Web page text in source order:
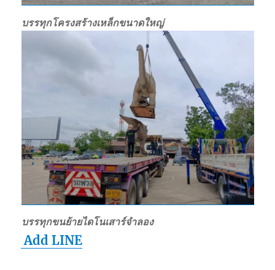
บรรทุกโครงสร้างเหล็กขนาดใหญ่
บรรทุกขนย้ายไดโนเสาร์จำลอง
Add LINE